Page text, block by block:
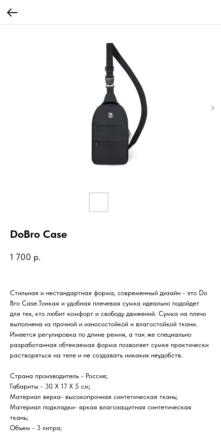
DoBro Case
1 700 р.
Стильная и нестандартная форма, современный дизайн - это Do
Bro Case.Тонкая и удобная плечевая сумка идеально подойдет
для тех, кто любит комфорт и свободу движений. Сумка на плечо
выполнена из прочной и износостойкой и влагостойкой ткани.
Имеется регулировка по длине ремня, а так же специально
разработанная обтекаемая форма позволяет сумке практически
растворяться на теле и не создавать никаких неудобств.
Страна производитель - Россия;
Габариты - 30 X 17 X 5 см;
Материал верха- высокопрочная синтетическая ткань;
Материал подкладки- яркая влагозащитная синтетическая
ткань;
Объем - 3 литра;